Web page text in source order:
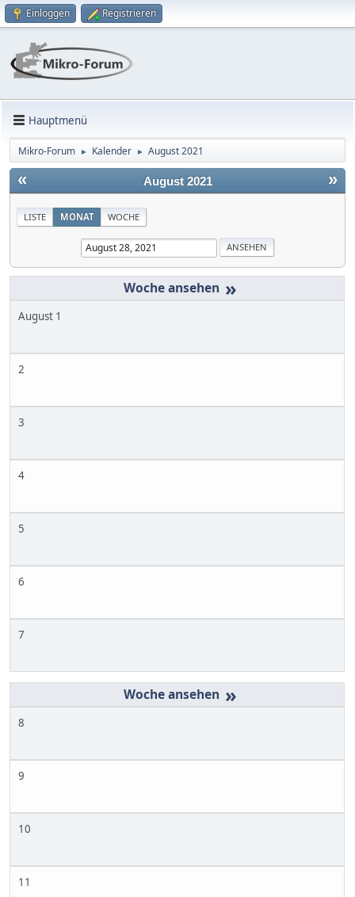
Einloggen Registrieren
Hauptmenü
Mikro-Forum ► Kalender ► August 2021
« »
August 2021
LISTE MONAT WOCHE
»
August 1
2
3
4
5
6
7
»
8
9
10
11